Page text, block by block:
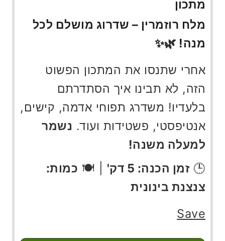
מתכון
מלח רוזמרין – שדרוג מושלם לכל
מנה! 🌿✨
אחרי שתנסו את המתכון הפשוט
הזה, לא תבינו איך הסתדרתם
בלעדיו! משדרג תפוחי אדמה, קישים,
אנטיפסטי, פשטידות ועוד. נשמר
למעלה משנה!
🕒 זמן הכנה: 5 דק' | 🍽️ כמות:
צנצנת בינונית
Save